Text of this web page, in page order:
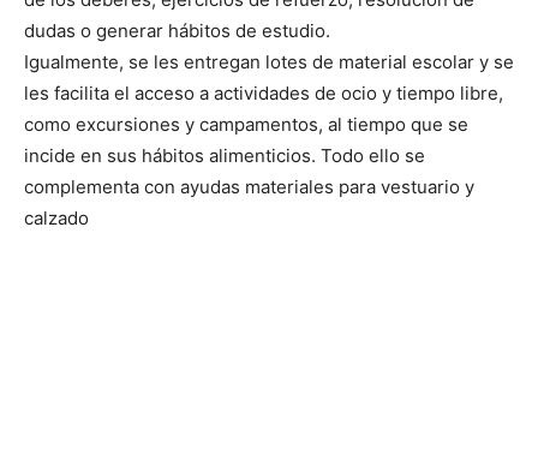
dudas o generar hábitos de estudio.
Igualmente, se les entregan lotes de material escolar y se
les facilita el acceso a actividades de ocio y tiempo libre,
como excursiones y campamentos, al tiempo que se
incide en sus hábitos alimenticios. Todo ello se
complementa con ayudas materiales para vestuario y
calzado